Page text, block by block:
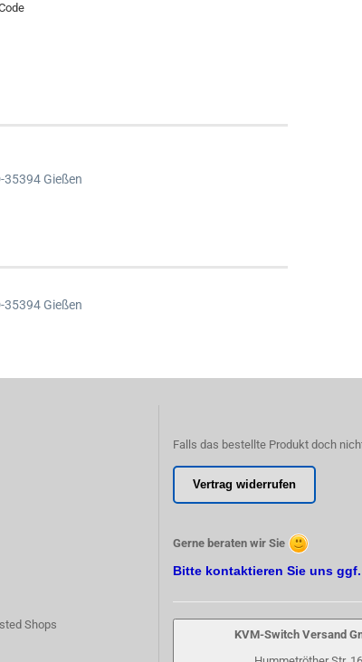
35394 Gießen
35394 Gießen
Shops
Falls das bestellte Produkt doch
Vertrag widerrufen
Gerne beraten wir Sie
Bitte kontaktieren Sie uns
KVM-Switch Versand